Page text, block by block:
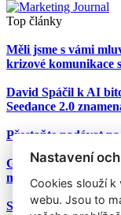
Top články
Měli jsme s vámi
krizové komunikace
David Spáčil k AI
Seedance 2.0
Přestaňte nadávat
Google Nano
marketing mezi
Studie: Využívání
Nastavení
Cookies slouží
webu. Jsou to